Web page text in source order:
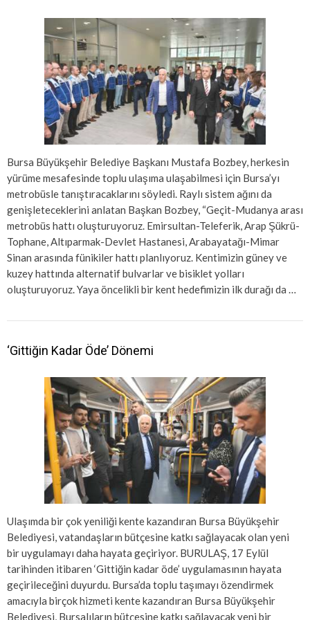
Bursa Büyükşehir Belediye Başkanı Mustafa Bozbey, herkesin
yürüme mesafesinde toplu ulaşıma ulaşabilmesi için Bursa’yı
metrobüsle tanıştıracaklarını söyledi. Raylı sistem ağını da
genişleteceklerini anlatan Başkan Bozbey, “Geçit-Mudanya arası
metrobüs hattı oluşturuyoruz. Emirsultan-Teleferik, Arap Şükrü-
Tophane, Altıparmak-Devlet Hastanesi, Arabayatağı-Mimar
Sinan arasında fünikiler hattı planlıyoruz. Kentimizin güney ve
kuzey hattında alternatif bulvarlar ve bisiklet yolları
oluşturuyoruz. Yaya öncelikli bir kent hedefimizin ilk durağı da …
‘Gittiğin Kadar Öde’ Dönemi
Ulaşımda bir çok yeniliği kente kazandıran Bursa Büyükşehir
Belediyesi, vatandaşların bütçesine katkı sağlayacak olan yeni
bir uygulamayı daha hayata geçiriyor. BURULAŞ, 17 Eylül
tarihinden itibaren ‘Gittiğin kadar öde’ uygulamasının hayata
geçirileceğini duyurdu. Bursa’da toplu taşımayı özendirmek
amacıyla birçok hizmeti kente kazandıran Bursa Büyükşehir
Belediyesi, Bursalıların bütçesine katkı sağlayacak yeni bir